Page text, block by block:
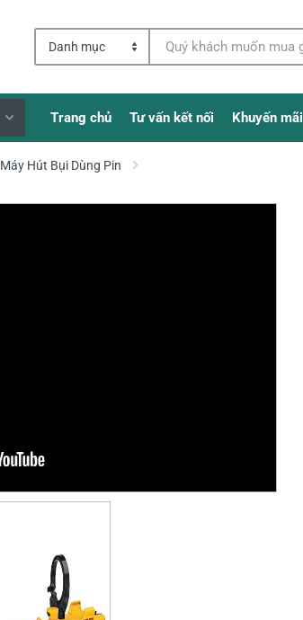
Trang chủ Tư vấn kết nối Khuyến mãi
Máy Hút Bụi Dùng Pin